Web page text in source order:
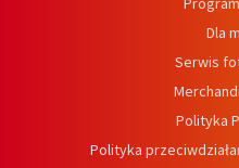
Dla
Serwis
Polityka
Polityka